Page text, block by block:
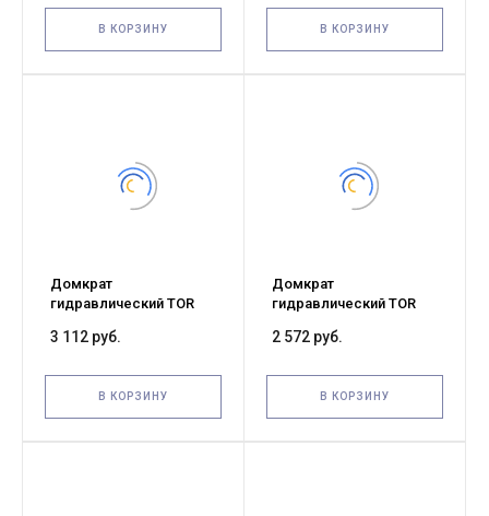
В КОРЗИНУ В КОРЗИНУ
Домкрат
гидравлический TOR
3 112 руб.
В КОРЗИНУ
Домкрат
гидравлический TOR
2 572 руб.
В КОРЗИНУ